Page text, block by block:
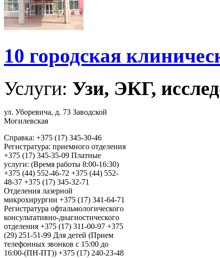
10 городская
Услуги: Узи, ЭКГ,
ул. Уборевича, д. 73 Заводской
Могилевская
Справка: +375 (17) 345-30-46
Регистратура: приемного отделения
+375 (17) 345-35-09 Платные
услуги: (Время работы 8:00-16:30)
+375 (44) 552-46-72 +375 (44) 552-
48-37 +375 (17) 345-32-71
Отделения лазерной
микрохирургии +375 (17) 341-64-71
Регистратура офтальмологического
консультативно-диагностического
отделения +375 (17) 311-00-97 +375
(29) 251-51-99 Для детей (Прием
телефонных звонков с 15:00 до
16:00-(ПН-ПТ)) +375 (17) 240-23-48